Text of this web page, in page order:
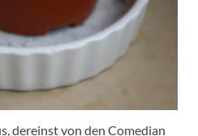
dereinst von den Comedian